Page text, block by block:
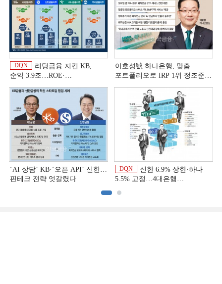
DQN
리딩금융 지킨 KB,
순익 3.9조…ROE·
상반기 금융 리그테이블]
이호성號 하나은행, 맞춤
포트폴리오로 IRP 1위 정조준
‘AI 상담’ KB·‘오픈 API’ 신한…
핀테크 전략 엇갈렸다
DQN
신한 6.9% 상한·하나
5.5% 고정…4대은행